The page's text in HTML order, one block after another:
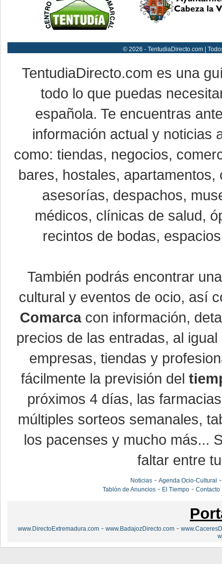
© 2026 - TentudiaDirecto.com |
TentudiaDirecto.com es una
todo lo que puedas
española. Te encuentras
información actual y noticias
como: tiendas, negocios,
bares, hostales,
asesorías, despachos,
médicos, clínicas de salud,
recintos de bodas,
También podrás encontrar
cultural y eventos de ocio, así
Comarcacon información,
precios de las entradas, al
empresas, tiendas y
fácilmente la previsión del
próximos 4 días, las
múltiples sorteos semanales,
los pacenses y mucho más...
faltar entre
Noticias -Agenda Ocio-Cultural
Tablón de Anuncios - El Tiempo -Contacto
www.DirectoExtremadura.com - www.BadajozDirecto.com -